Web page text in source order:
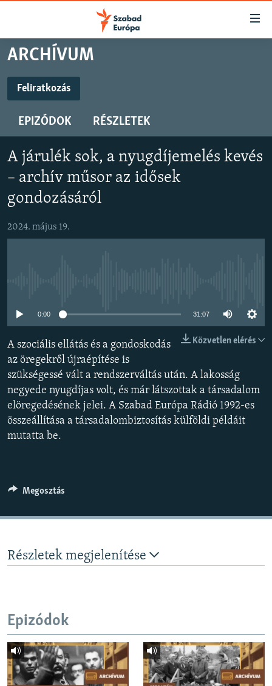
Akadálymentes
Ugrás
fő
oldalra
tartalomjegyzékre
Ugrás
keresésre
AKTUÁLIS
ELEMZŐ
NER15
SZABADON
DEMOKRÁCIA
KLÍMAVÁLTOZÁS
A MÚLT TANULSÁGAI
KÖVESSEN MINKET!
Valamennyi RFE/RL weboldal
ARCHÍVUM
Feliratkozás
Feliratkozás
EPIZÓDOK RÉSZLETEK
A járulék sok, a nyugdíjemelés kevés
– archív műsor az idősek
gondozásáról
2024. május 19.
0:00 31:07
Közvetlen elérés
A szociális ellátás és a gondoskodás
az öregekről újraépítése is
szükségessé vált a rendszerváltás után. A lakosság
negyede nyugdíjas volt, és már látszottak a társadalom
elöregedésének jelei. A Szabad Európa Rádió 1992-es
összeállítása a társadalombiztosítás külföldi példáit
mutatta be.
Megosztás
Részletek megjelenítése
Epizódok
Feliratkozás